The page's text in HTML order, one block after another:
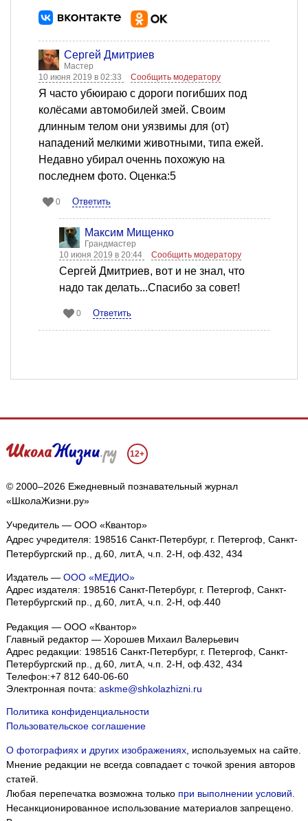
Сергей Дмитриев
Мастер
10 июня 2019 в 02:33
Сообщить модератору
Я часто убюираю с дороги погибших под
колёсами автомобилей змей. Своим
длинным телом они уязвимы для (от)
нападений мелкими животными, типа ежей.
Недавно убирал оченнь похожую на
последнем фото. Оценка:5
0 Ответить
Максим Мищенко
Грандмастер
10 июня 2019 в 20:44
Сообщить модератору
Сергей Дмитриев, вот и не знал, что
надо так делать...Спасибо за совет!
0 Ответить
12+
© 2000–2026 Ежедневный познавательный журнал
«ШколаЖизни.ру»
Учредитель — ООО «Квантор»
Адрес учредителя: 198516 Санкт-Петербург, г. Петергоф, Санкт-
Петербургский пр., д.60, лит.А, ч.п. 2-Н, оф.432, 434
Издатель — ООО «МЕДИО»
Адрес издателя: 198516 Санкт-Петербург, г. Петергоф, Санкт-
Петербургский пр., д.60, лит.А, ч.п. 2-Н, оф.440
Редакция — ООО «Квантор»
Главный редактор — Хорошев Михаил Валерьевич
Адрес редакции: 198516 Санкт-Петербург, г. Петергоф, Санкт-
Петербургский пр., д.60, лит.А, ч.п. 2-Н, оф.432, 434
Телефон:+7 812 640-06-60
Электронная почта: askme@shkolazhizni.ru
Политика конфиденциальности
Пользовательское соглашение
О фотографиях и других изображениях, используемых на сайте.
Мнение редакции не всегда совпадает с точкой зрения авторов
статей.
Любая перепечатка возможна только при выполнении условий.
Несанкционированное использование материалов запрещено.